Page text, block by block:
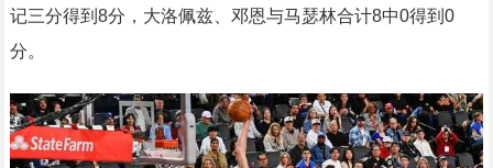
记三分得到8分，大洛佩兹、邓恩与马瑟林合计8中0得到0
分。